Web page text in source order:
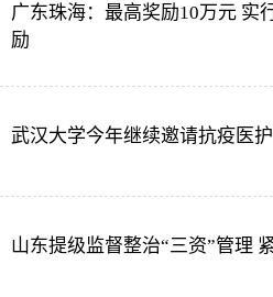
广东珠海：最高奖励10万元 实
励
武汉大学今年继续邀请抗疫医
山东提级监督整治“三资”管理